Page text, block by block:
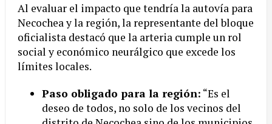
Al evaluar el impacto que tendría la autovía para
Necochea y la región, la representante del bloque
oficialista destacó que la arteria cumple un rol
social y económico neurálgico que excede los
límites locales.
Paso obligado para la región: “Es el
deseo de todos, no solo de los vecinos del